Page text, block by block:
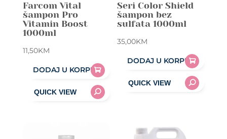
Farcom Vital
šampon Pro
Vitamin Boost
1000ml
11,50KM
DODAJ U KORPU
Seri Color Shield
šampon bez
sulfata 1000ml
35,00KM
DODAJ U KORPU